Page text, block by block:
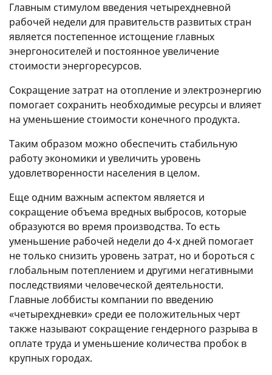
Главным стимулом введения четырехдневной
рабочей недели для правительств развитых стран
является постепенное истощение главных
энергоносителей и постоянное увеличение
стоимости энергоресурсов.
Сокращение затрат на отопление и электроэнергию
помогает сохранить необходимые ресурсы и влияет
на уменьшение стоимости конечного продукта.
Таким образом можно обеспечить стабильную
работу экономики и увеличить уровень
удовлетворенности населения в целом.
Еще одним важным аспектом является и
сокращение объема вредных выбросов, которые
образуются во время производства. То есть
уменьшение рабочей недели до 4-х дней помогает
не только снизить уровень затрат, но и бороться с
глобальным потеплением и другими негативными
последствиями человеческой деятельности.
Главные лоббисты компании по введению
«четырехдневки» среди ее положительных черт
также называют сокращение гендерного разрыва в
оплате труда и уменьшение количества пробок в
крупных городах.